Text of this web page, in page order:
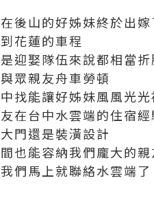
後山的好姊妹終於出嫁
花蓮的車程
迎娶隊伍來說都相當折
眾親友舟車勞頓
找能讓好姊妹風風光
在台中水雲端的住宿經
門還是裝潢設計
也能容納我們龐大的親
們馬上就聯絡水雲端了